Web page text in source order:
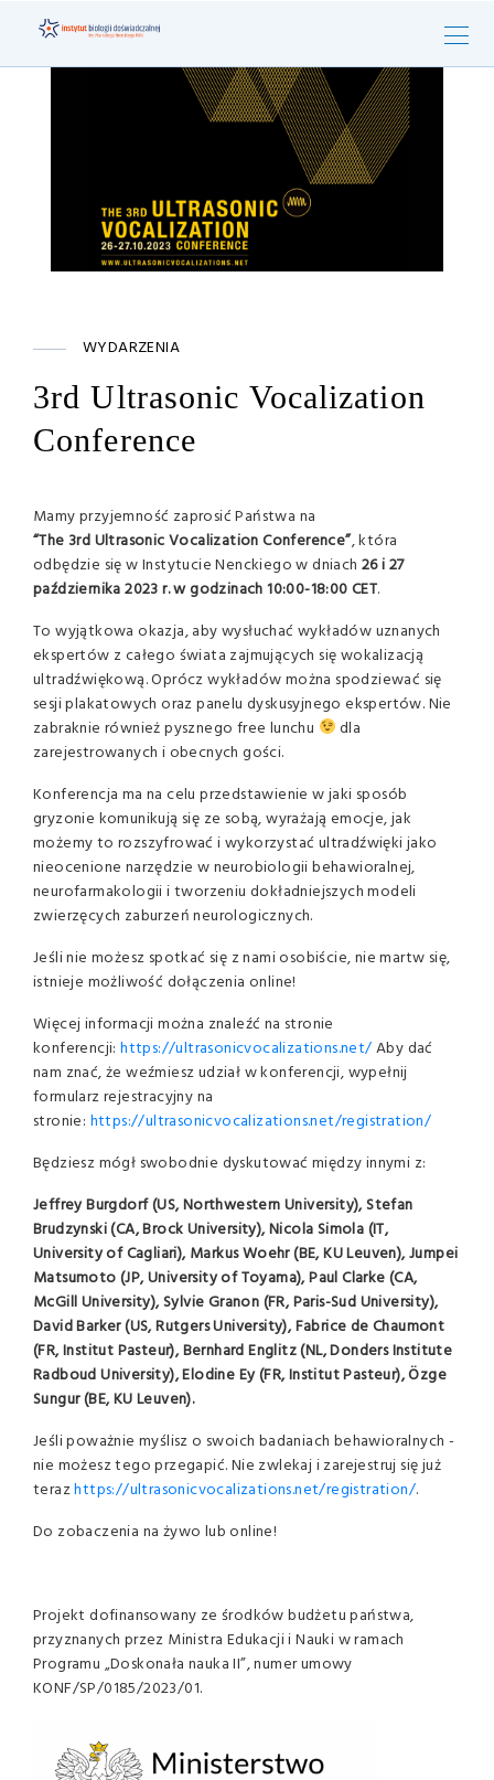
WYDARZENIA
3rd Ultrasonic Vocalization
Conference
Mamy przyjemność zaprosić Państwa na
“The 3rd Ultrasonic Vocalization Conference”, która
odbędzie się w Instytucie Nenckiego w dniach 26 i 27
października 2023 r. w godzinach 10:00-18:00 CET.
To wyjątkowa okazja, aby wysłuchać wykładów uznanych
ekspertów z całego świata zajmujących się wokalizacją
ultradźwiękową. Oprócz wykładów można spodziewać się
sesji plakatowych oraz panelu dyskusyjnego ekspertów. Nie
zabraknie również pysznego free lunchu
dla
zarejestrowanych i obecnych gości.
Konferencja ma na celu przedstawienie w jaki sposób
gryzonie komunikują się ze sobą, wyrażają emocje, jak
możemy to rozszyfrować i wykorzystać ultradźwięki jako
nieocenione narzędzie w neurobiologii behawioralnej,
neurofarmakologii i tworzeniu dokładniejszych modeli
zwierzęcych zaburzeń neurologicznych.
Jeśli nie możesz spotkać się z nami osobiście, nie martw się,
istnieje możliwość dołączenia online!
Więcej informacji można znaleźć na stronie
konferencji: https://ultrasonicvocalizations.net/Aby dać
nam znać, że weźmiesz udział w konferencji, wypełnij
formularz rejestracyjny na
stronie: https://ultrasonicvocalizations.net/registration/
Będziesz mógł swobodnie dyskutować między innymi z:
Jeffrey Burgdorf (US, Northwestern University), Stefan
Brudzynski (CA, Brock University), Nicola Simola (IT,
University of Cagliari), Markus Woehr (BE, KU Leuven), Jumpei
Matsumoto (JP, University of Toyama), Paul Clarke (CA,
McGill University), Sylvie Granon (FR, Paris-Sud University),
David Barker (US, Rutgers University), Fabrice de Chaumont
(FR, Institut Pasteur), Bernhard Englitz (NL, Donders Institute
Radboud University), Elodine Ey (FR, Institut Pasteur), Özge
Sungur (BE, KU Leuven).
Jeśli poważnie myślisz o swoich badaniach behawioralnych -
nie możesz tego przegapić. Nie zwlekaj i zarejestruj się już
terazhttps://ultrasonicvocalizations.net/registration/.
Do zobaczenia na żywo lub online!
Projekt dofinansowany ze środków budżetu państwa,
przyznanych przez Ministra Edukacji i Nauki w ramach
Programu „Doskonała nauka II”, numer umowy
KONF/SP/0185/2023/01.